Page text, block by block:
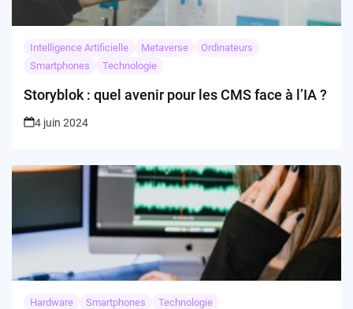
Intelligence Artificielle Metaverse
Ordinateurs
Smartphones
Technologie
Storyblok : quel avenir pour les CMS face à l’IA ?
4 juin 2024
Hardware Smartphones Technologie